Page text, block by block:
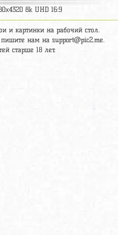
8k UHD 16:9
и картинки на рабочий стол.
пишите нам на support@pic2.me.
старше 18 лет.